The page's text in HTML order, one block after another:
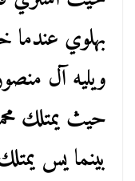
بهلوي
ويليه آل
حيث يمتلك
بينما يس